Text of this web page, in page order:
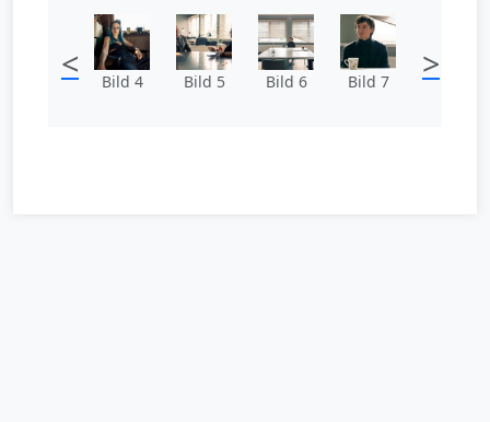
< Bild 4 Bild 5 Bild 6 Bild 7 >